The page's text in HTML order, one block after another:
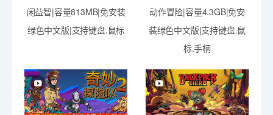
闲益智|容量813MB|免安装
绿色中文版|支持键盘.鼠标
动作冒险|容量4.3GB|免安
装绿色中文版|支持键盘.鼠
标.手柄